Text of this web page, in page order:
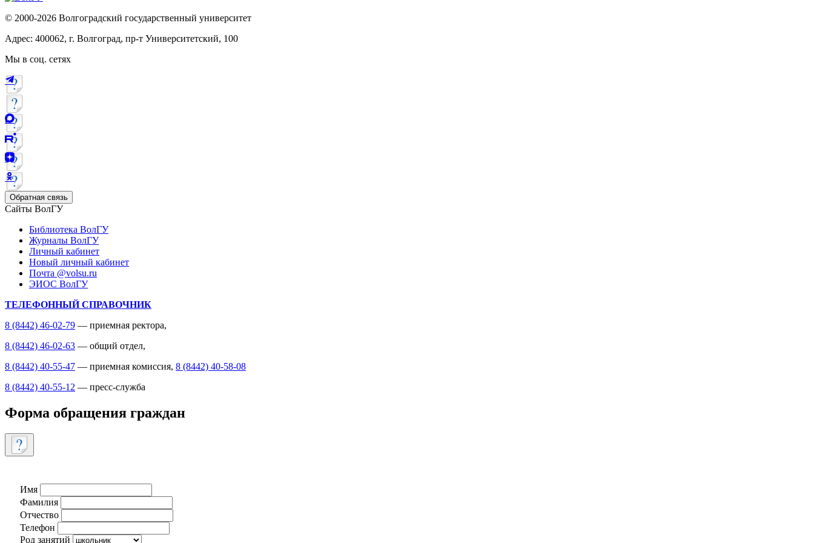
© 2000-2026 Волгоградский государственный университет
Адрес: 400062, г. Волгоград, пр-т Университетский, 100
Мы в соц. сетях
Обратная связь
Сайты ВолГУ
Библиотека ВолГУ
Журналы ВолГУ
Личный кабинет
Новый личный кабинет
Почта @volsu.ru
ЭИОС ВолГУ
ТЕЛЕФОННЫЙ СПРАВОЧНИК
8 (8442) 46-02-79 — приемная ректора,
8 (8442) 46-02-63 — общий отдел,
8 (8442) 40-55-47 — приемная комиссия, 8 (8442) 40-58-08
8 (8442) 40-55-12 — пресс-служба
Форма обращения граждан
Имя
Фамилия
Отчество
Телефон
Род занятий